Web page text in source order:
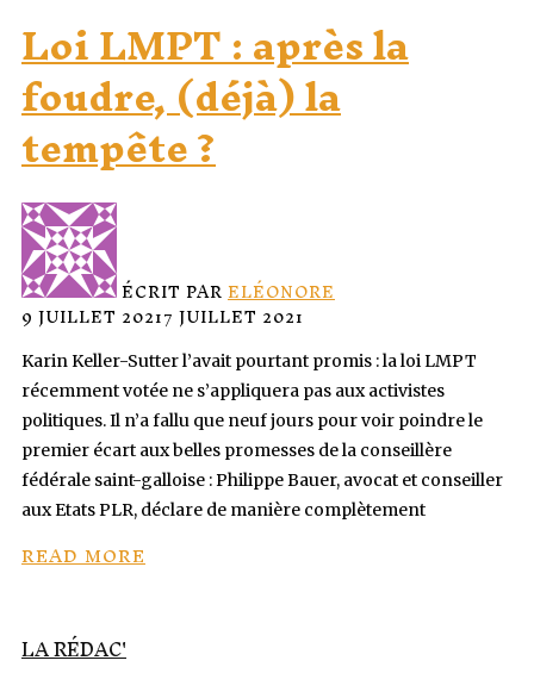
Loi LMPT : après la
foudre, (déjà) la
tempête ?
ÉCRIT PARELÉONORE
9 JUILLET 20217 JUILLET 2021
Karin Keller-Sutter l’avait pourtant promis : la loi LMPT
récemment votée ne s’appliquera pas aux activistes
politiques. Il n’a fallu que neuf jours pour voir poindre le
premier écart aux belles promesses de la conseillère
fédérale saint-galloise : Philippe Bauer, avocat et conseiller
aux Etats PLR, déclare de manière complètement
READ MORE
LA RÉDAC'